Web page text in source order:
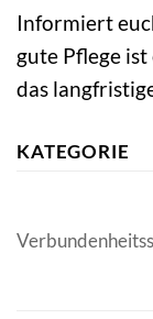
Informiert
gute Pflege
das
KATEGORIE